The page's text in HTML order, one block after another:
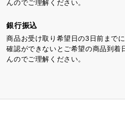
んのでご理解ください。
銀行振込
商品お受け取り希望日の3日前まで
確認ができないとご希望の商品到着
んのでご理解ください。